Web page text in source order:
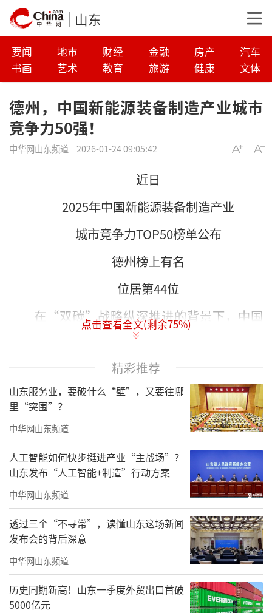
山东
要闻 地市 财经 金融 房产
汽车
书画
艺术 教育 旅游 健康 文体
德州，中国新能源装备制造产业城市
竞争力50强！
中华网山东频道 2026-01-24 09:05:42
近日
2025年中国新能源装备制造产业
城市竞争力TOP50榜单公布
德州榜上有名
位居第44位
在“双碳”战略纵深推进的背景下，中国
新能源装备制造产业正从资源开发向高端制造
数据服务平台1月20日发布2025年中国新能源装
备制造产业城市竞争力TOP50榜单，根据产业
规模、优质企业、创新能力、融资能力、产业
效益、成长能力六大核心维度、超过60个指
标，对产业链的各个节点进行综合评估。
业内人士指出，当前阶段，完备的产业链
与强大的制造能力仍是新能源装备产业竞争的
基石。但面向未来，决胜的关键将转向绿色制
造水平、全生命周期碳管理能力以及智能化、
数字化融合深度。如何将“制造优势”转化
为“标准优势”和“规则优势”，是领先城市
必须答好的考题。从外部环境来看，外部政策
点击查看全文(剩余75%)
精彩推荐
山东服务业，要破什么“壁”，又要往哪
里“突围”？
中华网山东频道
人工智能如何快步挺进产业“主战场”？
山东发布“人工智能+制造”行动方案
中华网山东频道
透过三个“不寻常”，读懂山东这场新闻
发布会的背后深意
中华网山东频道
历史同期新高！山东一季度外贸出口首破
5000亿元